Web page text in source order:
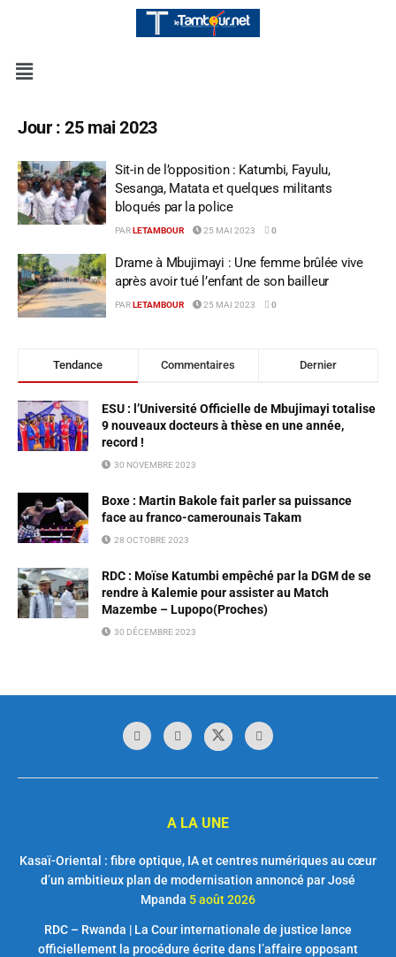
Jour :25 mai 2023
Sit-in de l’opposition : Katumbi, Fayulu,
Sesanga, Matata et quelques militants
bloqués par la police
PAR LETAMBOUR 25 MAI 2023 0
Drame à Mbujimayi : Une femme brûlée vive
après avoir tué l’enfant de son bailleur
PAR LETAMBOUR 25 MAI 2023 0
Tendance Commentaires Dernier
ESU : l’Université Officielle de Mbujimayi totalise
9 nouveaux docteurs à thèse en une année,
record !
30 NOVEMBRE 2023
Boxe : Martin Bakole fait parler sa puissance
face au franco-camerounais Takam
28 OCTOBRE 2023
RDC : Moïse Katumbi empêché par la DGM de se
rendre à Kalemie pour assister au Match
Mazembe – Lupopo(Proches)
30 DÉCEMBRE 2023
A LA UNE
Kasaï-Oriental : fibre optique, IA et centres numériques au cœur
d’un ambitieux plan de modernisation annoncé par José
Mpanda 5 août 2026
RDC – Rwanda | La Cour internationale de justice lance
officiellement la procédure écrite dans l’affaire opposant